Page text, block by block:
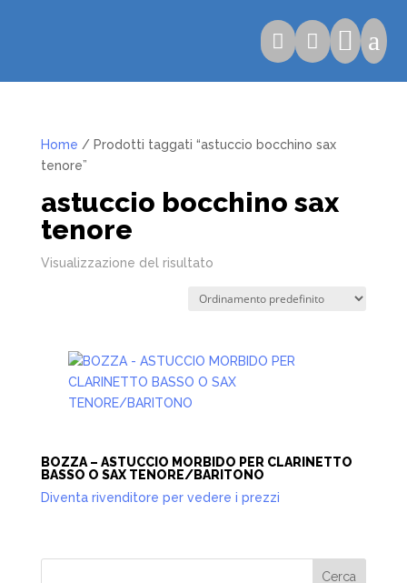
   a
Home / Prodotti taggati “astuccio bocchino sax
tenore”
astuccio bocchino sax
tenore
Visualizzazione del risultato
BOZZA – ASTUCCIO MORBIDO PER CLARINETTO
BASSO O SAX TENORE/BARITONO
Diventa rivenditore per vedere i prezzi
Cerca